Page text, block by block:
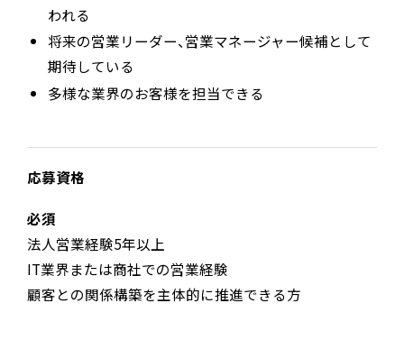
われる
将来の営業リーダー、営業マネージャー候補として
期待している
多様な業界のお客様を担当できる
応募資格
必須
法人営業経験5年以上
IT業界または商社での営業経験
顧客との関係構築を主体的に推進できる方